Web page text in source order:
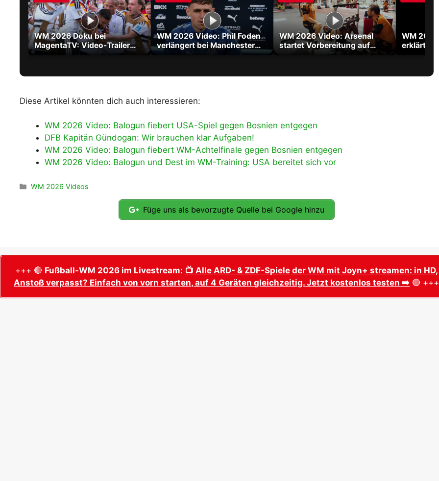
WM 2026 Doku bei
MagentaTV: Video-Trailer
zum Film über die größte WM
WM 2026 Video: Phil Foden
verlängert bei Manchester
City bis 2030
WM 2026 Video: Arsenal
startet Vorbereitung auf
Titelverteidigung in der
WM 2026
erklärt
Diese Artikel könnten dich auch interessieren:
WM 2026 Video: Balogun fiebert USA-Spiel gegen Bosnien entgegen
DFB Kapitän Gündogan: Wir brauchen klar Aufgaben!
WM 2026 Video: Balogun fiebert WM-Achtelfinale gegen Bosnien entgegen
WM 2026 Video: Balogun und Dest im WM-Training: USA bereitet sich vor
Kategorien
WM 2026 Videos
Füge uns als bevorzugte Quelle bei Google hinzu
+++ 🔴 Fußball-WM 2026 im Livestream: 📺 Alle ARD- & ZDF-Spiele der WM mit Joyn+ streamen: in HD,
Anstoß verpasst? Einfach von vorn starten, auf 4 Geräten gleichzeitig. Jetzt kostenlos testen ➡️ 🔴 +++